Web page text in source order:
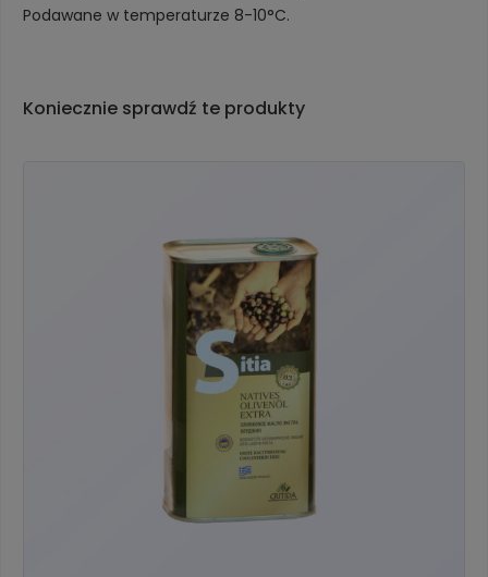
Podawane w temperaturze 8-10°C.
Koniecznie sprawdź te produkty